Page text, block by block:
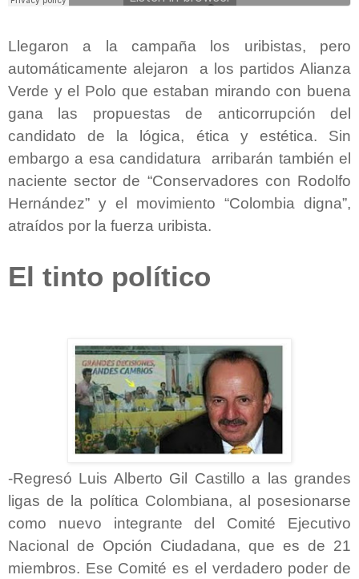
Llegaron a la campaña los uribistas, pero
automáticamente alejaron a los partidos Alianza
Verde y el Polo que estaban mirando con buena
gana las propuestas de anticorrupción del
candidato de la lógica, ética y estética. Sin
embargo a esa candidatura arribarán también el
naciente sector de “Conservadores con Rodolfo
Hernández” y el movimiento “Colombia digna”,
atraídos por la fuerza uribista.
El tinto político
-Regresó Luis Alberto Gil Castillo a las grandes
ligas de la política Colombiana, al posesionarse
como nuevo integrante del Comité Ejecutivo
Nacional de Opción Ciudadana, que es de 21
miembros. Ese Comité es el verdadero poder de